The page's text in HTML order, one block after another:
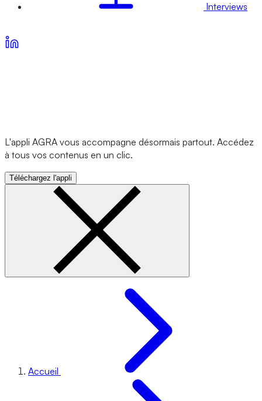
Interviews
L'appli AGRA vous accompagne désormais partout. Accédez
à tous vos contenus en un clic.
Téléchargez l'appli
Accueil